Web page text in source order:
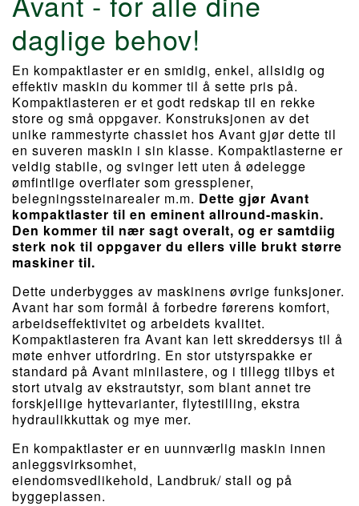
daglige behov!
En kompaktlaster er en smidig, enkel, allsidig og
effektiv maskin du kommer til å sette pris på.
Kompaktlasteren er et godt redskap til en rekke
store og små oppgaver. Konstruksjonen av det
unike rammestyrte chassiet hos Avant gjør dette til
en suveren maskin i sin klasse. Kompaktlasterne er
veldig stabile, og svinger lett uten å ødelegge
ømfintlige overflater som gressplener,
belegningssteinarealer m.m. Dette gjør Avant
kompaktlaster til en eminent allround-maskin.
Den kommer til nær sagt overalt, og er samtdiig
sterk nok til oppgaver du ellers ville brukt større
maskiner til.
Dette underbygges av maskinens øvrige funksjoner.
Avant har som formål å forbedre førerens komfort,
arbeidseffektivitet og arbeidets kvalitet.
Kompaktlasteren fra Avant kan lett skreddersys til å
møte enhver utfordring. En stor utstyrspakke er
standard på Avant minilastere, og i tillegg tilbys et
stort utvalg av ekstrautstyr, som blant annet tre
forskjellige hyttevarianter, flytestilling, ekstra
hydraulikkuttak og mye mer.
En kompaktlaster er en uunnværlig maskin innen
anleggsvirksomhet,
eiendomsvedlikehold, Landbruk/ stall og på
byggeplassen.